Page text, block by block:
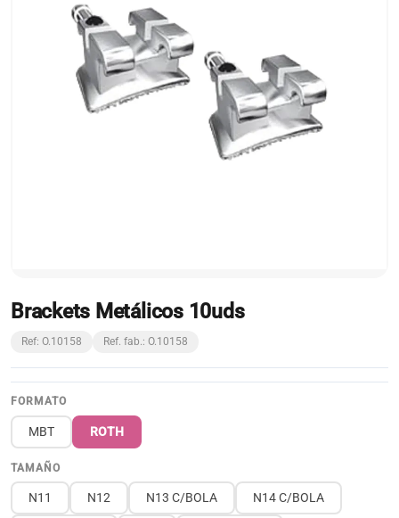
Brackets Metálicos 10uds
Ref: O.10158 Ref. fab.: O.10158
FORMATO
MBT ROTH
TAMAÑO
N11 N12 N13 C/BOLA N14 C/BOLA